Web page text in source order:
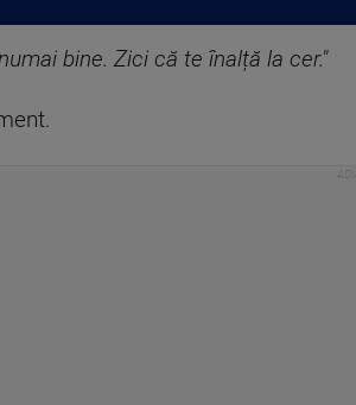
bine. Zici că te înalță la cer."